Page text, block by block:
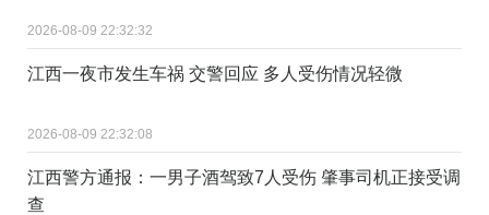
2026-08-09 22:32:32
江西一夜市发生车祸 交警回应 多人受伤情况轻微
2026-08-09 22:32:08
江西警方通报：一男子酒驾致7人受伤 肇事司机正接受调
查